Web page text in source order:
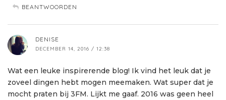
BEANTWOORDEN
DENISE
DECEMBER 14, 2016 / 12:38
Wat een leuke inspirerende blog! Ik vind het leuk dat je
zoveel dingen hebt mogen meemaken. Wat super dat je
mocht praten bij 3FM. Lijkt me gaaf. 2016 was geen heel